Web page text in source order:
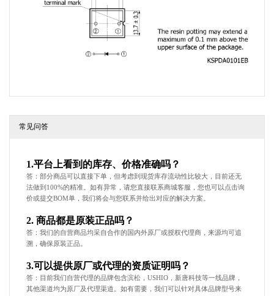
常见问答
1.平台上看到的库存、价格准确吗？
答：部分商品可以直接下单，但考虑到现货库存流动性比较大，目前还无
法做到100%的精准。如有异常，请您直接联系商城客服，您也可以点击询
价或提交BOM单，我们将会与您联系并给出对应的解决方案。
2. 商品都是原装正品吗？
答：我们的自营商品均采自合作的国内外原厂或授权代理商，来源均可追
溯，确保原装正品。
3.可以提供原厂或代理的资质证明吗？
答：目前我们自营代理的品牌包含滨松，USHIO，新唐科技等一线品牌，
其他渠道均为原厂及代理渠道。如有需要，我们可以针对具体品牌型号来